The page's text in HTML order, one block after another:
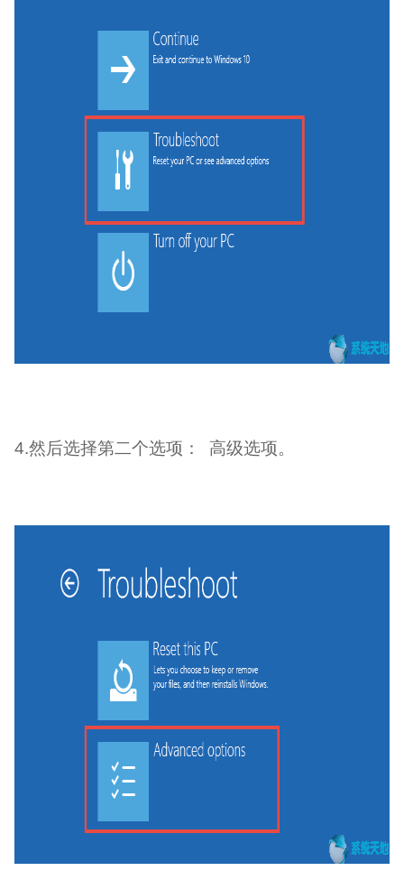
4.然后选择第二个选项： 高级选项。